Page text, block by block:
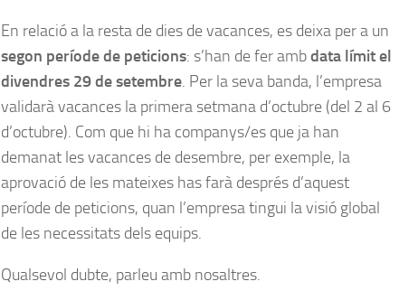
En relació a la resta de dies de vacances, es deixa per a un
segon període de peticions: s’han de fer ambdata límit el
divendres 29 de setembre. Per la seva banda, l’empresa
validarà vacances la primera setmana d’octubre (del 2 al 6
d’octubre). Com que hi ha companys/es que ja han
demanat les vacances de desembre, per exemple, la
aprovació de les mateixes has farà després d’aquest
període de peticions, quan l’empresa tingui la visió global
de les necessitats dels equips.
Qualsevol dubte, parleu amb nosaltres.